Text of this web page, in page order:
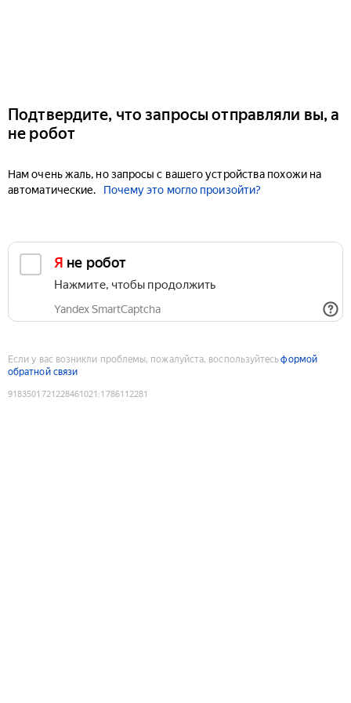
Подтвердите, что запросы отправляли вы, а
не робот
Нам очень жаль, но запросы с вашего устройства похожи на
автоматические.
Почему это могло произойти?
Я не робот
Нажмите, чтобы продолжить
Yandex SmartCaptcha
Если у вас возникли проблемы, пожалуйста, воспользуйтесьформой
обратной связи
9183501721228461021 :1786112281